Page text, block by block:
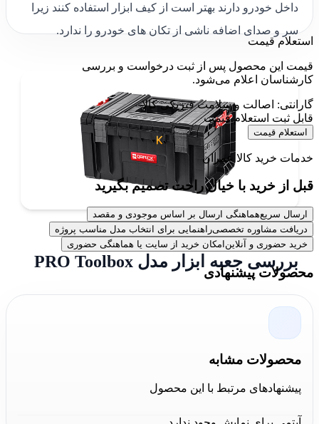
داخل خودرو دارند بهتر است از کیف ابزار استفاده کنند زیرا
سر و صدای اضافه ناشی از تکان های خودرو را ندارد.
بررسی جعبه ابزار مدل PRO Toolbox
وسایل ریز مانند پیچ و مهره است. جنس این محصول از
پلاستیک بسیار با کیفیت و مقاوم با قابلیت ضد آب و ضد گرد
و غبار بوده و دارای امکان اتصال به مدل های دیگر جعبه ابزار
استعلام قیمت
قیمت این محصول پس از ثبت درخواست و بررسی
کارشناسان اعلام می‌شود.
گارانتی: اصالت و سلامت فیزیکی کالا
قابل ثبت استعلام قیمت
استعلام قیمت
خدمات خرید کالا عمران
قبل از خرید با خیال راحت تصمیم بگیرید
ارسال سریعهماهنگی ارسال بر اساس موجودی و مقصد
دریافت مشاوره تخصصیراهنمایی برای انتخاب مدل مناسب پروژه
خرید حضوری و آنلاین امکان خرید از سایت یا هماهنگی حضوری
محصولات پیشنهادی
محصولات مشابه
پیشنهادهای مرتبط با این محصول